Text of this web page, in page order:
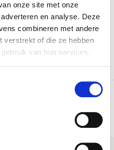
onze site met onze
en analyse. Deze
combineren met andere
verstrekt of die ze hebben
van hun services.
hoogte van de
als je een job